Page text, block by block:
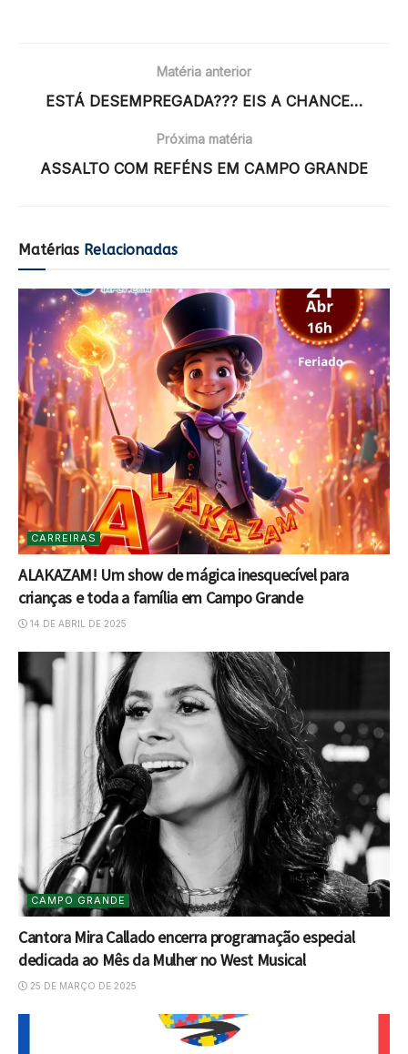
Matéria anterior
ESTÁ DESEMPREGADA??? EIS A CHANCE…
Próxima matéria
ASSALTO COM REFÉNS EM CAMPO GRANDE
Matérias Relacionadas
CARREIRAS
ALAKAZAM! Um show de mágica inesquecível para
crianças e toda a família em Campo Grande
14 DE ABRIL DE 2025
CAMPO GRANDE
Cantora Mira Callado encerra programação especial
dedicada ao Mês da Mulher no West Musical
25 DE MARÇO DE 2025